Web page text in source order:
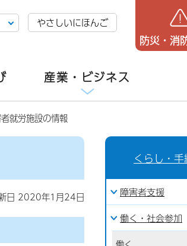
やさしいにほんご
防災・消
産業・ビジネス
就労施設の情報
日 2020年1月24日
くらし・手
障害者支援
働く・社会参加